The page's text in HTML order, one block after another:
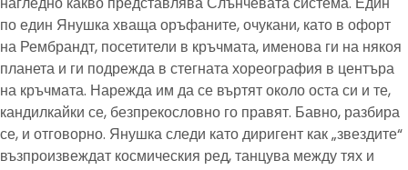
по един Янушка хваща оръфаните, очукани, като в офорт
на Рембрандт, посетители в кръчмата, именова ги на някоя
планета и ги подрежда в стегната хореография в центъра
на кръчмата. Нарежда им да се въртят около оста си и те,
кандилкайки се, безпрекословно го правят. Бавно, разбира
се, и отговорно. Янушка следи като диригент как „звездите“
възпроизвеждат космическия ред, танцува между тях и